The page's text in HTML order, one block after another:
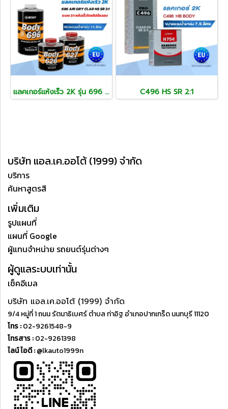
แลคเกอร์แห้งเร็ว 2K รุ่น 696 AIR DRY CLAR HS SR ระบบ 2:1 C496 HS SR 2:1
บริษัท แอล.เค.ออโต้ (1999) จำกัด
บริการ
ค้นหาสูตรสี
เพิ่มเติม
รูปแผนที่
แผนที่ Google
ผู้แทนจำหน่าย รถยนต์รุ่นต่างๆ
ผู้ดูแลระบบเท่านั้น
เช็คอีเมล
บริษัท แอล.เค.ออโต้ (1999) จำกัด
9/4 หมู่ที่ 1 ถนน รัตนาธิเบศร์ ตำบล ท่าอิฐ อำเภอปากเกร็ด นนทบุรี 11120
โทร :02-9261548-9
โทรสาร :02-9261398
ไลน์ ไอดี :@lkauto1999n